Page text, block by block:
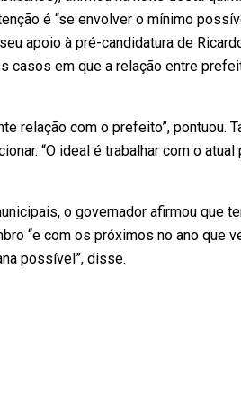
é “se envolver o mínimo
apoio à pré-candidatura de
casos em que a relação entre
relação com o prefeito”, pontuou.
“O ideal é trabalhar com o
o governador afirmou que
“e com os próximos no ano que
possível”, disse.